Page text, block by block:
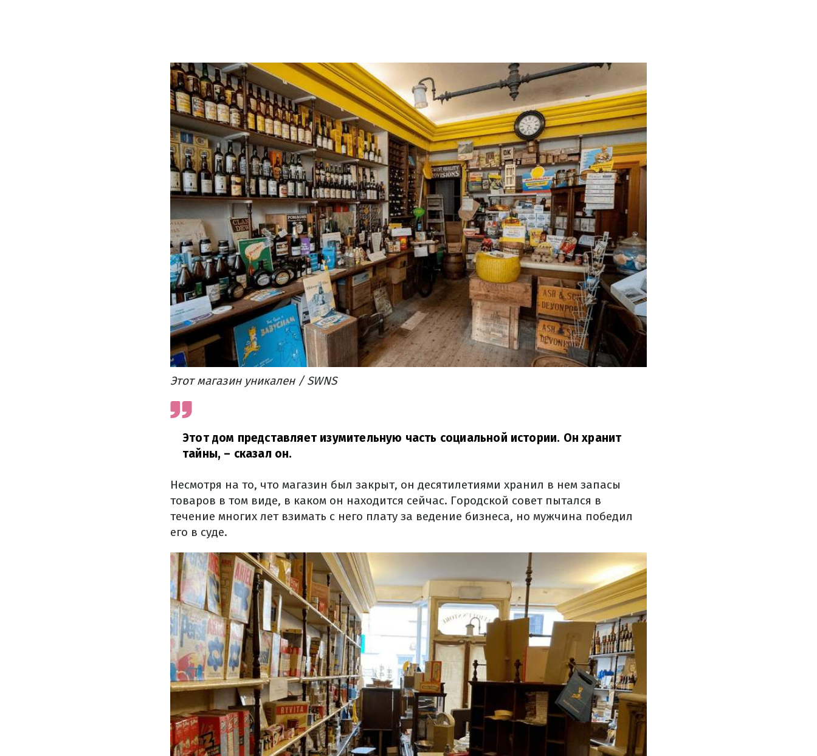
Этот магазин уникален / SWNS
Этот дом представляет изумительную часть социальной истории. Он хранит
тайны, – сказал он.
Несмотря на то, что магазин был закрыт, он десятилетиями хранил в нем запасы
товаров в том виде, в каком он находится сейчас. Городской совет пытался в
течение многих лет взимать с него плату за ведение бизнеса, но мужчина победил
его в суде.